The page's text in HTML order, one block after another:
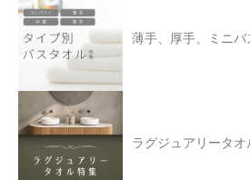
薄手、厚手、ミニ
ラグジュアリータオ